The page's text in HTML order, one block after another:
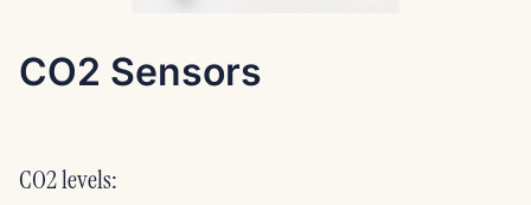
CO2 Sensors
CO2 levels: